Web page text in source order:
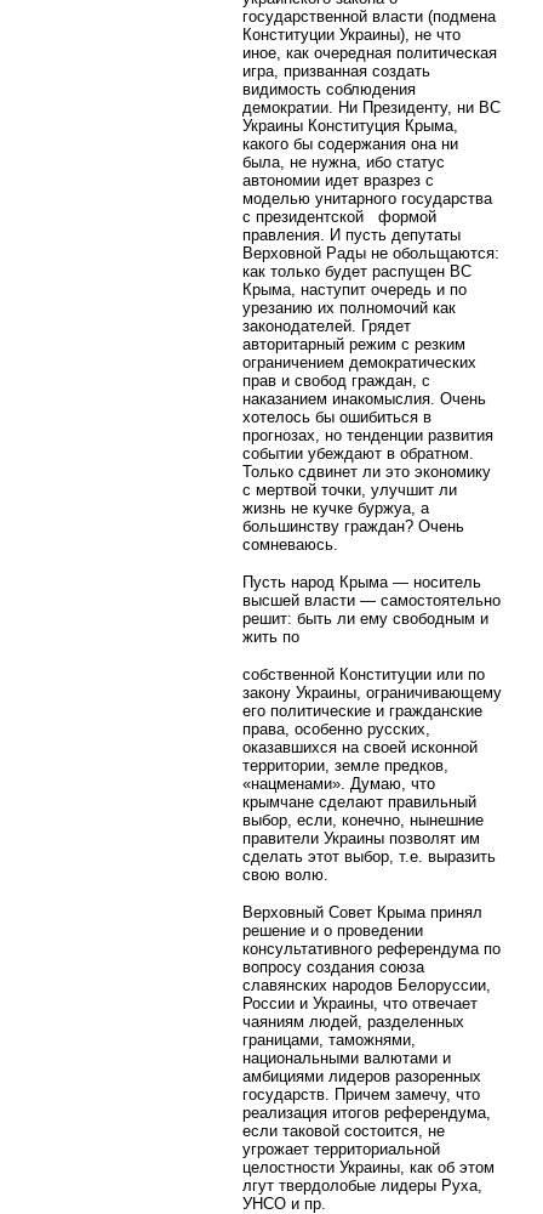
государственной власти (подмена
Конституции Украины), не что
иное, как очередная политическая
игра, призванная создать
видимость соблюдения
демократии. Ни Президенту, ни ВС
Украины Конституция Крыма,
какого бы содержания она ни
была, не нужна, ибо статус
автономии идет вразрез с
моделью унитарного государства
с президентской формой
правления. И пусть депутаты
Верховной Рады не обольщаются:
как только будет распущен ВС
Крыма, наступит очередь и по
урезанию их полномочий как
законодателей. Грядет
авторитарный режим с резким
ограничением демократических
прав и свобод граждан, с
наказанием инакомыслия. Очень
хотелось бы ошибиться в
прогнозах, но тенденции развития
событии убеждают в обратном.
Только сдвинет ли это экономику
с мертвой точки, улучшит ли
жизнь не кучке буржуа, а
большинству граждан? Очень
сомневаюсь.
Пусть народ Крыма — носитель
высшей власти — самостоятельно
решит: быть ли ему свободным и
жить по
собственной Конституции или по
закону Украины, ограничивающему
его политические и гражданские
права, особенно русских,
оказавшихся на своей исконной
территории, земле предков,
«нацменами». Думаю, что
крымчане сделают правильный
выбор, если, конечно, нынешние
правители Украины позволят им
сделать этот выбор, т.е. выразить
свою волю.
Верховный Совет Крыма принял
решение и о проведении
консультативного референдума по
вопросу создания союза
славянских народов Белоруссии,
России и Украины, что отвечает
чаяниям людей, разделенных
границами, таможнями,
национальными валютами и
амбициями лидеров разоренных
государств. Причем замечу, что
реализация итогов референдума,
если таковой состоится, не
угрожает территориальной
целостности Украины, как об этом
лгут твердолобые лидеры Руха,
УНСО и пр.